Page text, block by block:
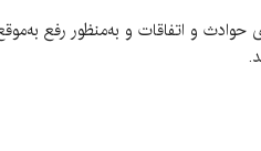
حوادث و اتفاقات و به‌منظور رفع